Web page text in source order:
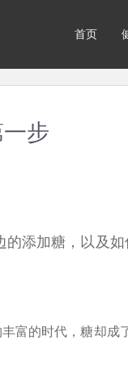
首页
步
添加糖，以及
富的时代，糖却成